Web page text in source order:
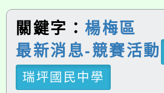
關鍵字： 楊梅區
最新消息-競賽活動
瑞坪國民中學